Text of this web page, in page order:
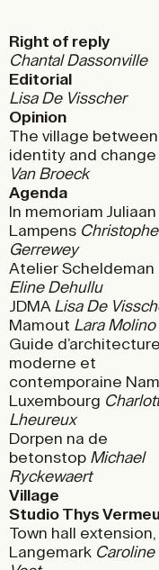
Right of reply
Chantal Dassonville
Editorial
Lisa De Visscher
Opinion
The village between
identity and change
Van Broeck
Agenda
In memoriam Juliaan
Lampens
Gerrewey
Atelier Scheldeman
Eline Dehullu
JDMA Lisa De
Mamout Lara Molino
Guide d’architecture
moderne et
contemporaine
Luxembourg
Lheureux
Dorpen na de
betonstop Michael
Ryckewaert
Village
Studio Thys
Town hall extension,
Langemark Caroline